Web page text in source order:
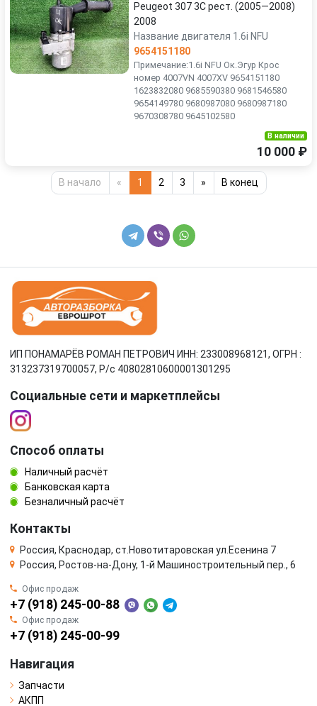
Peugeot 307 3C рест. (2005—2008)
2008
Название двигателя 1.6i NFU
9654151180
Примечание:1.6i NFU Ок.Эгур Крос
номер 4007VN 4007XV 9654151180
1623832080 9685590380 9681546580
9654149780 9680987080 9680987180
9670308780 9645102580
В наличии
10 000 ₽
В начало « 1 2 3 » В конец
ИП ПОНАМАРЁВ РОМАН ПЕТРОВИЧ ИНН: 233008968121, ОГРН :
313237319700057, Р/c 40802810600001301295
Социальные сети и маркетплейсы
Способ оплаты
Наличный расчёт
Банковская карта
Безналичный расчёт
Контакты
Россия, Краснодар, ст.Новотитаровская ул.Есенина 7
Россия, Ростов-на-Дону, 1-й Машиностроительный пер., 6
Офис продаж
+7 (918) 245-00-88
Офис продаж
+7 (918) 245-00-99
Навигация
Запчасти
АКПП